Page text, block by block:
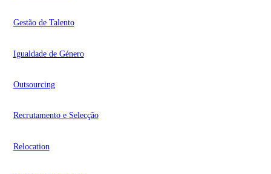
Gestão de Talento
Igualdade de Género
Outsourcing
Recrutamento e Selecção
Relocation